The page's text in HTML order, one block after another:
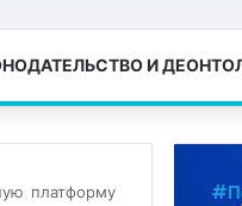
И
платформу